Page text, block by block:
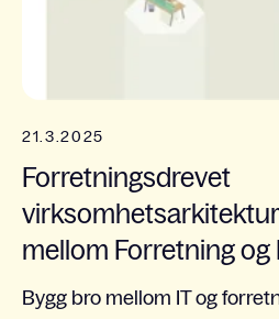
21.3.2025
Forretningsdrevet
mellom Forretning og
Bygg bro mellom IT og